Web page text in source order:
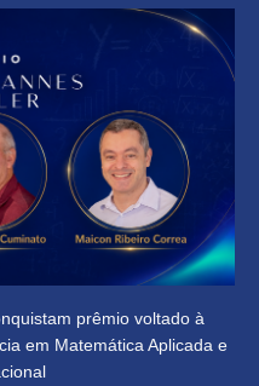
prêmio voltado à
em Matemática Aplicada e